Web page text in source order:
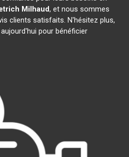
Milhaud, et nous sommes
clients satisfaits. N'hésitez plus,
pour bénéficier